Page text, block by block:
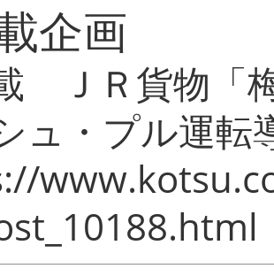
企画
ＪＲ貨物「
ュ・プル運転